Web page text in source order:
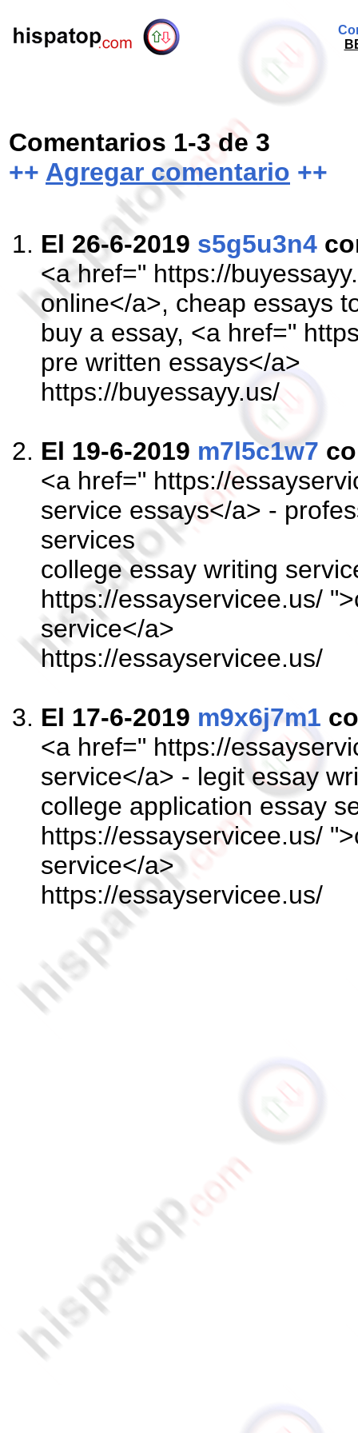
Comentarios 1-3 de 3
++ Agregar comentario ++
El 26-6-2019 s5g5u3n4
<a href=" https://
online</a>, cheap essays
buy a essay, <a href="
pre written essays</a>
https://buyessayy.us/
El 19-6-2019 m7l5c1w7
<a href=" https://
service essays</a> -
services
college essay writing
https://essayservicee.us/
service</a>
https://essayservicee.us/
El 17-6-2019 m9x6j7m1
<a href=" https://
service</a> - legit essay
college application essay
https://essayservicee.us/
service</a>
https://essayservicee.us/